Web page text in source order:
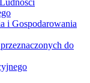
i Gospodarowania
do